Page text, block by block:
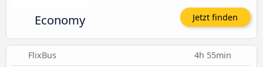
Economy Jetzt finden
FlixBus 4h 55min